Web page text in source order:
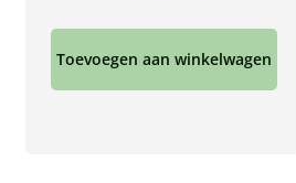
Toevoegen aan winkelwagen